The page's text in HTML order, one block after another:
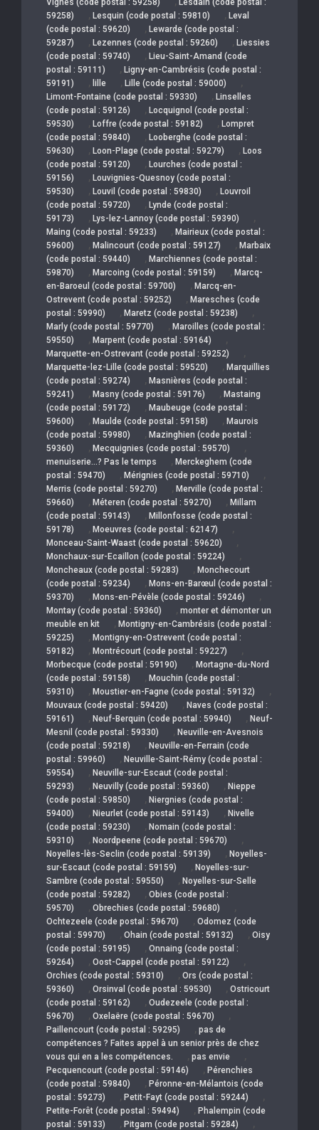
59258)
, Lesquin (code postal : 59810) , Leval
(code postal : 59620)
, Lewarde (code postal :
59287)
, Lezennes (code postal : 59260) , Liessies
(code postal : 59740)
, Lieu-Saint-Amand (code
postal : 59111)
, Ligny-en-Cambrésis (code postal :
59191)
, lille , Lille (code postal : 59000) ,
Limont-Fontaine (code postal : 59330) , Linselles
(code postal : 59126)
, Locquignol (code postal :
59530)
, Loffre (code postal : 59182) , Lompret
(code postal : 59840)
, Looberghe (code postal :
59630)
, Loon-Plage (code postal : 59279) , Loos
(code postal : 59120)
, Lourches (code postal :
59156)
, Louvignies-Quesnoy (code postal :
59530)
, Louvil (code postal : 59830) , Louvroil
(code postal : 59720)
, Lynde (code postal :
59173)
, Lys-lez-Lannoy (code postal : 59390) ,
Maing (code postal : 59233) , Mairieux (code postal :
59600)
, Malincourt (code postal : 59127) , Marbaix
(code postal : 59440)
, Marchiennes (code postal :
59870)
, Marcoing (code postal : 59159) , Marcq-
en-Baroeul (code postal : 59700)
, Marcq-en-
Ostrevent (code postal : 59252)
, Maresches (code
postal : 59990)
, Maretz (code postal : 59238) ,
Marly (code postal : 59770) , Maroilles (code postal :
59550)
, Marpent (code postal : 59164) ,
Marquette-en-Ostrevant (code postal : 59252) ,
Marquette-lez-Lille (code postal : 59520) , Marquillies
(code postal : 59274)
, Masnières (code postal :
59241)
, Masny (code postal : 59176) , Mastaing
(code postal : 59172)
, Maubeuge (code postal :
59600)
, Maulde (code postal : 59158) , Maurois
(code postal : 59980)
, Mazinghien (code postal :
59360)
, Mecquignies (code postal : 59570) ,
menuiserie…? Pas le temps , Merckeghem (code
postal : 59470)
, Mérignies (code postal : 59710) ,
Merris (code postal : 59270) , Merville (code postal :
59660)
, Méteren (code postal : 59270) , Millam
(code postal : 59143)
, Millonfosse (code postal :
59178)
, Moeuvres (code postal : 62147) ,
Monceau-Saint-Waast (code postal : 59620) ,
Monchaux-sur-Ecaillon (code postal : 59224) ,
Moncheaux (code postal : 59283) , Monchecourt
(code postal : 59234)
, Mons-en-Barœul (code postal :
59370)
, Mons-en-Pévèle (code postal : 59246) ,
Montay (code postal : 59360) , monter et démonter un
meuble en kit
, Montigny-en-Cambrésis (code postal :
59225)
, Montigny-en-Ostrevent (code postal :
59182)
, Montrécourt (code postal : 59227) ,
Morbecque (code postal : 59190) , Mortagne-du-Nord
(code postal : 59158)
, Mouchin (code postal :
59310)
, Moustier-en-Fagne (code postal : 59132) ,
Mouvaux (code postal : 59420) , Naves (code postal :
59161)
, Neuf-Berquin (code postal : 59940) , Neuf-
Mesnil (code postal : 59330)
, Neuville-en-Avesnois
(code postal : 59218)
, Neuville-en-Ferrain (code
postal : 59960)
, Neuville-Saint-Rémy (code postal :
59554)
, Neuville-sur-Escaut (code postal :
59293)
, Neuvilly (code postal : 59360) , Nieppe
(code postal : 59850)
, Niergnies (code postal :
59400)
, Nieurlet (code postal : 59143) , Nivelle
(code postal : 59230)
, Nomain (code postal :
59310)
, Noordpeene (code postal : 59670) ,
Noyelles-lès-Seclin (code postal : 59139) , Noyelles-
sur-Escaut (code postal : 59159)
, Noyelles-sur-
Sambre (code postal : 59550)
, Noyelles-sur-Selle
(code postal : 59282)
, Obies (code postal :
59570)
, Obrechies (code postal : 59680) ,
Ochtezeele (code postal : 59670) , Odomez (code
postal : 59970)
, Ohain (code postal : 59132) , Oisy
(code postal : 59195)
, Onnaing (code postal :
59264)
, Oost-Cappel (code postal : 59122) ,
Orchies (code postal : 59310) , Ors (code postal :
59360)
, Orsinval (code postal : 59530) , Ostricourt
(code postal : 59162)
, Oudezeele (code postal :
59670)
, Oxelaëre (code postal : 59670) ,
Paillencourt (code postal : 59295) , pas de
compétences ? Faites appel à un senior près de chez
vous qui en a les compétences.
, pas envie ,
Pecquencourt (code postal : 59146) , Pérenchies
(code postal : 59840)
, Péronne-en-Mélantois (code
postal : 59273)
, Petit-Fayt (code postal : 59244) ,
Petite-Forêt (code postal : 59494) , Phalempin (code
postal : 59133)
, Pitgam (code postal : 59284) ,